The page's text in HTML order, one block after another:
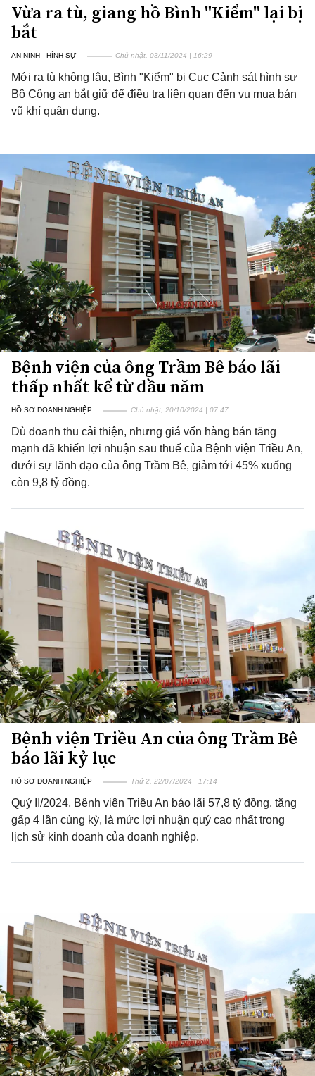
Vừa ra tù, giang hồ Bình "Kiểm" lại bị
bắt
AN NINH - HÌNH SỰ Chủ nhật, 03/11/2024 | 16:29
Mới ra tù không lâu, Bình "Kiểm" bị Cục Cảnh sát hình sự
Bộ Công an bắt giữ để điều tra liên quan đến vụ mua bán
vũ khí quân dụng.
Bệnh viện của ông Trầm Bê báo lãi
thấp nhất kể từ đầu năm
HỒ SƠ DOANH NGHIỆP Chủ nhật, 20/10/2024 | 07:47
Dù doanh thu cải thiện, nhưng giá vốn hàng bán tăng
mạnh đã khiến lợi nhuận sau thuế của Bệnh viện Triều An,
dưới sự lãnh đạo của ông Trầm Bê, giảm tới 45% xuống
còn 9,8 tỷ đồng.
Bệnh viện Triều An của ông Trầm Bê
báo lãi kỷ lục
HỒ SƠ DOANH NGHIỆP Thứ 2, 22/07/2024 | 17:14
Quý II/2024, Bệnh viện Triều An báo lãi 57,8 tỷ đồng, tăng
gấp 4 lần cùng kỳ, là mức lợi nhuận quý cao nhất trong
lịch sử kinh doanh của doanh nghiệp.